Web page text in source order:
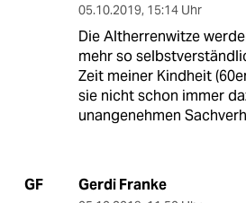
05.10.2019, 15:14 Uhr
Die Altherrenwitze
mehr so
Zeit meiner Kindheit
sie nicht schon immer
unangenehmen
GF Gerdi Franke